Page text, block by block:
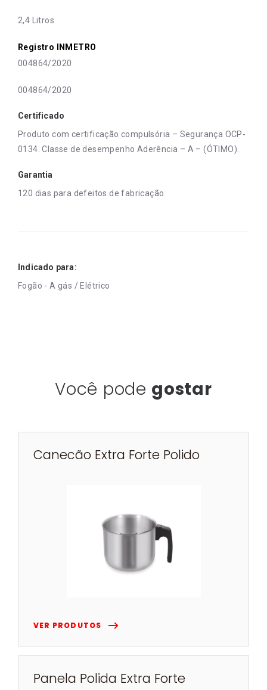
2,4 Litros
Registro INMETRO
004864/2020
004864/2020
Certificado
Produto com certificação compulsória – Segurança OCP-
0134. Classe de desempenho Aderência – A – (ÓTIMO).
Garantia
120 dias para defeitos de fabricação
Indicado para:
Fogão - A gás / Elétrico
Você pode gostar
Canecão Extra Forte Polido
VER PRODUTOS
Panela Polida Extra Forte